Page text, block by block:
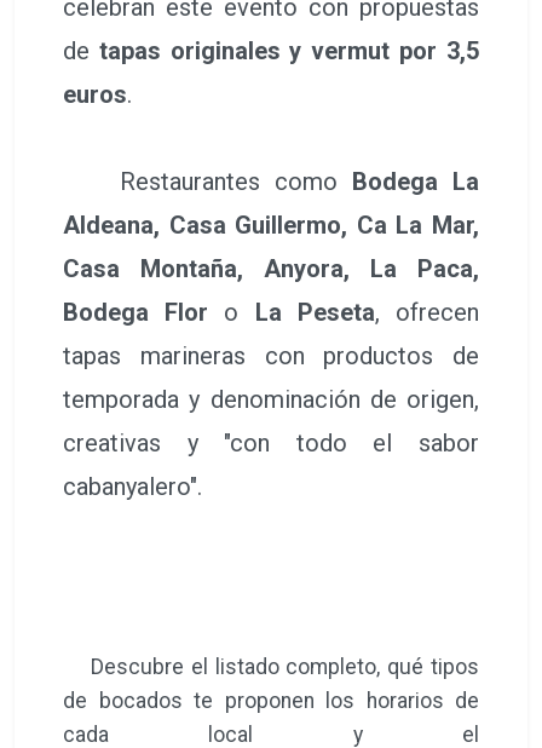
celebran este evento con propuestas
de tapas originales y vermut por 3,5
euros.
Restaurantes como Bodega La
Aldeana, Casa Guillermo, Ca La Mar,
Casa Montaña, Anyora, La Paca,
Bodega Flor o La Peseta, ofrecen
tapas marineras con productos de
temporada y denominación de origen,
creativas y "con todo el sabor
cabanyalero".
Descubre el listado completo, qué tipos
de bocados te proponen los horarios de
cada local y el